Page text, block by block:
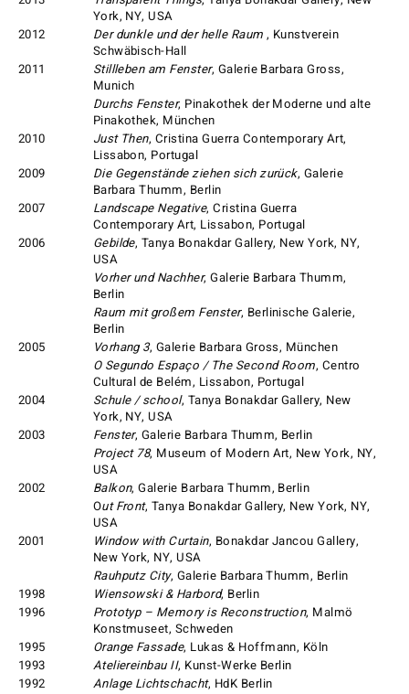
York, NY, USA
2012
Der dunkle und der helle Raum , Kunstverein
Schwäbisch-Hall
2011
Stillleben am Fenster, Galerie Barbara Gross,
Munich
Durchs Fenster, Pinakothek der Moderne und alte
Pinakothek, München
2010
Just Then, Cristina Guerra Contemporary Art,
Lissabon, Portugal
2009
Die Gegenstände ziehen sich zurück, Galerie
Barbara Thumm, Berlin
2007
Landscape Negative, Cristina Guerra
Contemporary Art, Lissabon, Portugal
2006
Gebilde, Tanya Bonakdar Gallery, New York, NY,
USA
Vorher und Nachher, Galerie Barbara Thumm,
Berlin
Raum mit großem Fenster, Berlinische Galerie,
Berlin
2005
Vorhang 3, Galerie Barbara Gross, München
O Segundo Espaço / The Second Room, Centro
Cultural de Belém, Lissabon, Portugal
2004
Schule / school, Tanya Bonakdar Gallery, New
York, NY, USA
2003
Fenster, Galerie Barbara Thumm, Berlin
Project 78, Museum of Modern Art, New York, NY,
USA
2002
Balkon, Galerie Barbara Thumm, Berlin
Out Front, Tanya Bonakdar Gallery, New York, NY,
USA
2001
Window with Curtain, Bonakdar Jancou Gallery,
New York, NY, USA
Rauhputz City, Galerie Barbara Thumm, Berlin
1998
Wiensowski & Harbord, Berlin
1996
Prototyp – Memory is Reconstruction, Malmö
Konstmuseet, Schweden
1995
Orange Fassade, Lukas & Hoffmann, Köln
1993
Ateliereinbau II, Kunst-Werke Berlin
1992
Anlage Lichtschacht, HdK Berlin